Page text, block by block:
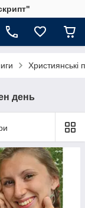
Християнські
день